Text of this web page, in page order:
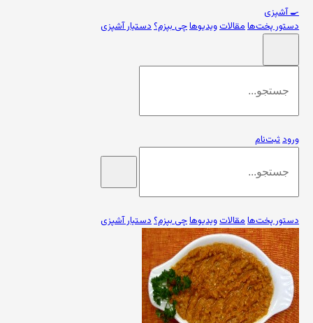
🍳آشپزی
دستور پخت‌هامقالاتویدیوهاچی بپزم؟دستیار آشپزی
ورودثبت‌نام
دستور پخت‌هامقالاتویدیوهاچی بپزم؟دستیار آشپزی